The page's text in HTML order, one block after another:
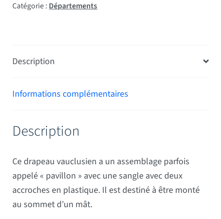
Catégorie :Départements
Description
Informations complémentaires
Description
Ce drapeau vauclusien a un assemblage parfois
appelé « pavillon » avec une sangle avec deux
accroches en plastique. Il est destiné à être monté
au sommet d’un mât.